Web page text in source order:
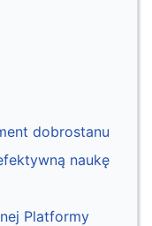
dobrostanu
naukę
Platformy